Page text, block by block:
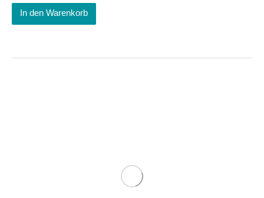
In den Warenkorb